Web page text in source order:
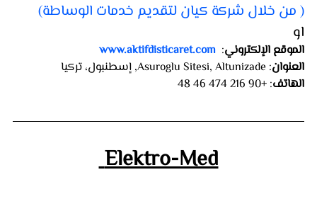
( من خلال شركة كيان لتقديم خدمات الوساطة)
او
الموقع الإلكتروني:
www.aktifdisticaret.com
العنوان: Asuroglu Sitesi, Altunizade, إسطنبول، تركيا
الهاتف: +90 216 474 46 48
Elektro-Med